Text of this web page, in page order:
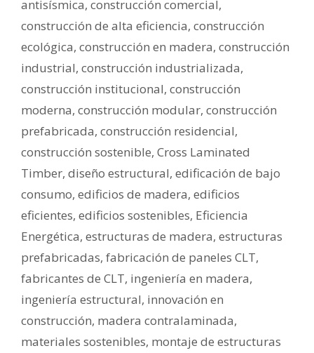
antisísmica, construcción comercial,
construcción de alta eficiencia, construcción
ecológica, construcción en madera, construcción
industrial, construcción industrializada,
construcción institucional, construcción
moderna, construcción modular, construcción
prefabricada, construcción residencial,
construcción sostenible, Cross Laminated
Timber, diseño estructural, edificación de bajo
consumo, edificios de madera, edificios
eficientes, edificios sostenibles, Eficiencia
Energética, estructuras de madera, estructuras
prefabricadas, fabricación de paneles CLT,
fabricantes de CLT, ingeniería en madera,
ingeniería estructural, innovación en
construcción, madera contralaminada,
materiales sostenibles, montaje de estructuras